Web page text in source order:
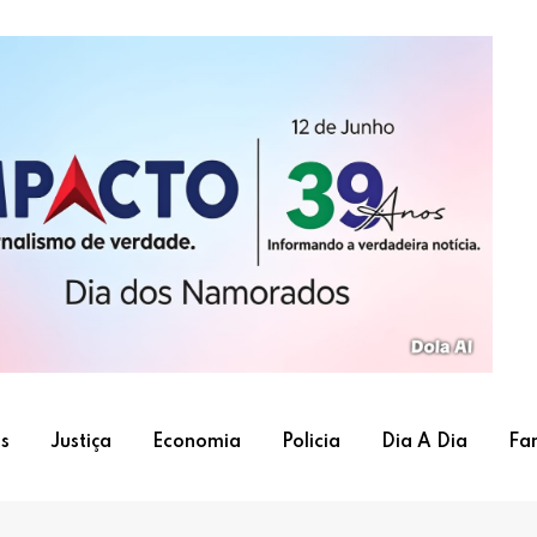
Justiça Economia Policia Dia A Dia